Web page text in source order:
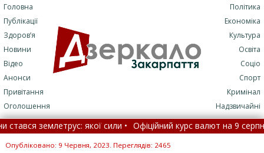
Головна
Публікації
Здоров’я
Новини
Відео
Анонси
Привітання
Оголошення
Політика
Економіка
Культура
Освіта
Соціо
Спорт
Кримінал
Надзвичайні
землетрус: якої сили • Офіційний курс валют на 9 серпня •
може свідчити надмірна пітливість під час сну • На
Опубліковано: 9 Червня, 2023. Переглядів: 2465